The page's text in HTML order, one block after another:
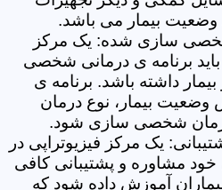
وضعیت بیمار می باشد.
سازی شده: یک مرکز
باید برنامه ی درمانی شخصی
داشته باشد. برنامه ی
وضعیت بیمار، نوع درمان
شخصی سازی شود.
یک مرکز فیزیوتراپی در
خود مشاوره و پشتیبانی کافی
بیماران آموزش داده شود که